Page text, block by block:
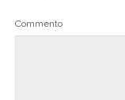
Commento